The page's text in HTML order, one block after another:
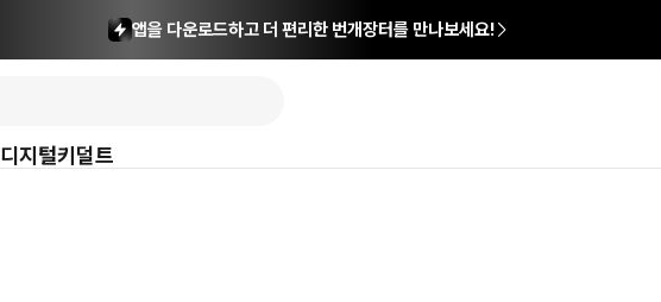
앱을 다운로드하고 더 편리한 번개장터를 만나보세요!
디지털키덜트